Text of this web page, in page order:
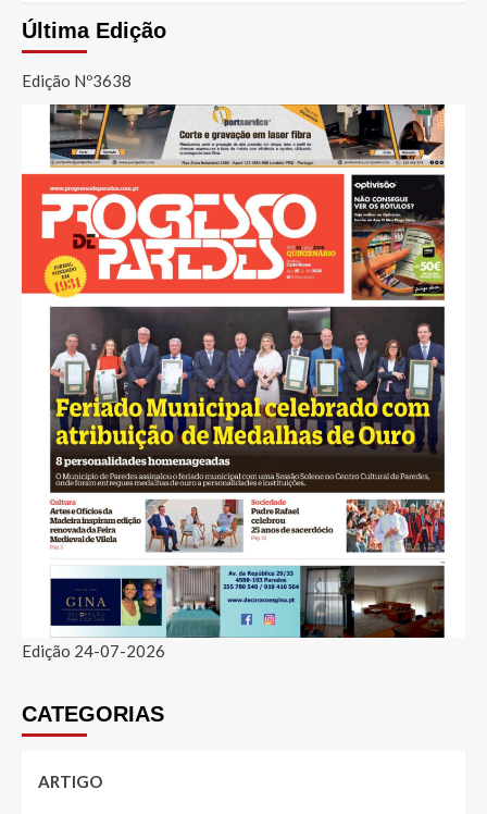
Última Edição
Edição Nº3638
Edição 24-07-2026
CATEGORIAS
ARTIGO